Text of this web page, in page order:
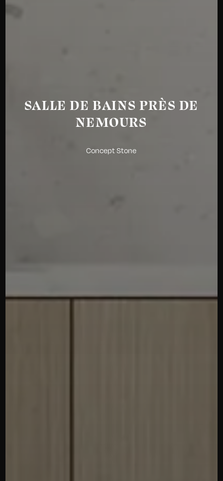
SALLE DE BAINS PRÈS DE
NEMOURS
Concept Stone